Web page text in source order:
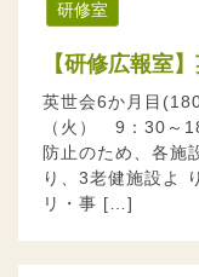
研修室
【研修広報
英世会6か月目
（火） 9：30～
防止のため、各施
り、3老健施設よ
リ・事 […]